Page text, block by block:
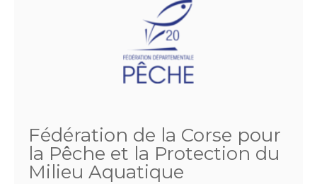
Fédération de la Corse pour
la Pêche et la Protection du
Milieu Aquatique